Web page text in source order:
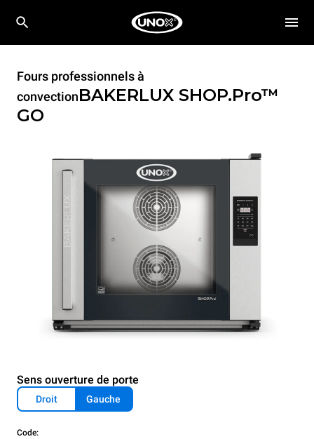
Fours professionnels à
convectionBAKERLUX SHOP.Pro™
GO
Sens ouverture de porte
Droit Gauche
Code: